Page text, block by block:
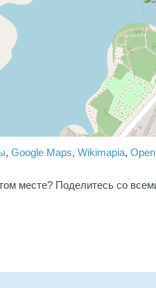
,Google Maps,Wikimapia,
месте? Поделитесь со